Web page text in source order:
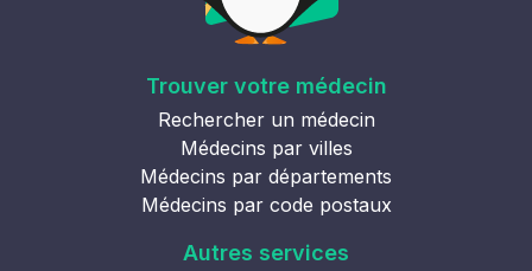
Trouver votre médecin
Rechercher un médecin
Médecins par villes
Médecins par départements
Médecins par code postaux
Autres services